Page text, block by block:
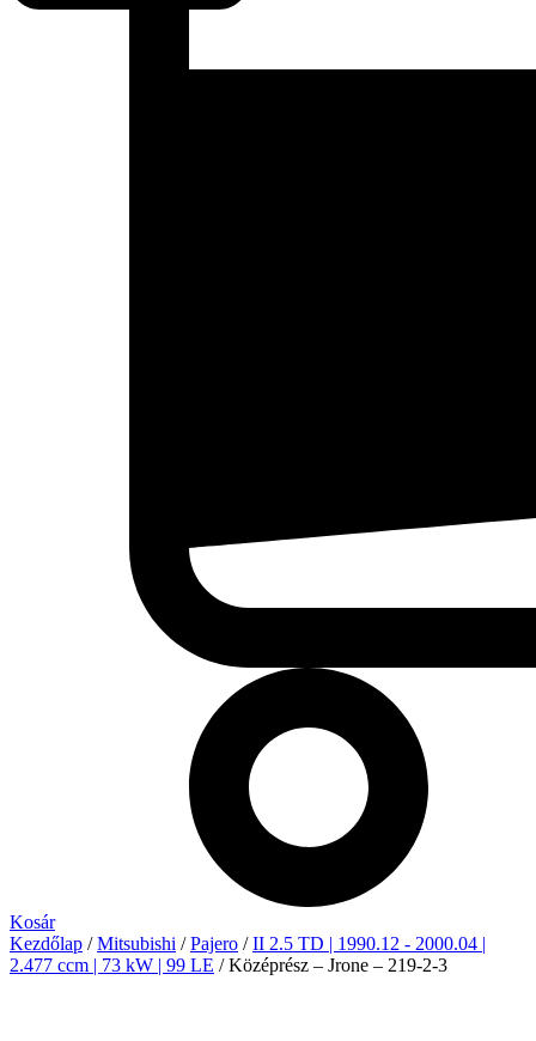
Kosár
Kezdőlap /Mitsubishi /Pajero /II 2.5 TD | 1990.12 - 2000.04 |
2.477 ccm | 73 kW | 99 LE / Középrész – Jrone – 219-2-3